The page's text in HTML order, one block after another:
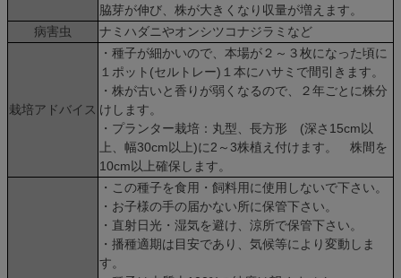
脇芽が伸び、株が大きくなり収量が増えます。
病害虫
ナミハダニやオンシツコナジラミなど
栽培アドバイス
・種子が細かいので、本場が２～３枚になった頃に
１ポット(セルトレー)１本にハサミで間引きます。
・株が古いと香りが弱くなるので、２年ごとに株分
けします。
・プランター栽培：丸型、長方形 (深さ15cm以
上、幅30cm以上)に2～3株植え付けます。 株間を
10cm以上確保します。
・この種子を食用・飼料用に使用しないで下さい。
・お子様の手の届かない所に保管下さい。
・直射日光・湿気を避け、涼所で保管下さい。
・播種適期は目安であり、気候等により変動しま
す。